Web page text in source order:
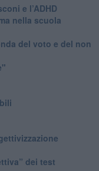
e l’ADHD
nella scuola
del voto e del non
dei test